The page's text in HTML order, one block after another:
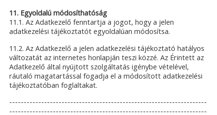
11. Egyoldalú módosíthatóság
11.1. Az Adatkezelő fenntartja a jogot, hogy a jelen
adatkezelési tájékoztatót egyoldalúan módosítsa.
11.2. Az Adatkezelő a jelen adatkezelési tájékoztató hatályos
változatát az internetes honlapján teszi közzé. Az Érintett az
Adatkezelő által nyújtott szolgáltatás igénybe vételével,
ráutaló magatartással fogadja el a módosított adatkezelési
tájékoztatóban foglaltakat.
--------------------------------------------------------------------
--------------------------------------------------------------------